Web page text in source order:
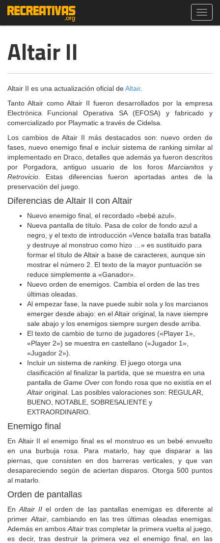
Altair II
Altair II es una actualización oficial deAltair.
Tanto Altair como Altair II fueron desarrollados por la empresa
Electrónica Funcional Operativa SA (EFOSA) y fabricado y
comercializado por Playmatic a través de Cidelsa.
Los cambios de Altair II más destacados son: nuevo orden de
fases, nuevo enemigo final e incluir sistema de ranking similar al
implementado en Draco, detalles que además ya fueron descritos
por Porgadora, antiguo usuario de los forosMarcianitos y
Retrovicio . Estas diferencias fueron aportadas antes de la
preservación del juego.
Diferencias de Altair II con Altair
Nuevo enemigo final, el recordado «bebé azul».
Nueva pantalla de título. Pasa de color de fondo azul a
negro, y el texto de introducción «Vence batalla tras batalla
y destruye al monstruo como hizo …» es sustituido para
formar el título de Altair a base de caracteres, aunque sin
mostrar el número 2. El texto de la mayor puntuación se
reduce simplemente a «Ganador».
Nuevo orden de enemigos. Cambia el orden de las tres
últimas oleadas.
Al empezar fase, la nave puede subir sola y los marcianos
emerger desde abajo: en el Altair original, la nave siempre
sale abajo y los enemigos siempre surgen desde arriba.
El texto de cambio de turno de jugadores («Player 1»,
«Player 2») se muestra en castellano («Jugador 1»,
«Jugador 2»).
Incluir un sistema de ranking . El juego otorga una
clasificación al finalizar la partida, que se muestra en una
pantalla de Game Over con fondo rosa que no existía en el
Altair original. Las posibles valoraciones son: REGULAR,
BUENO, NOTABLE, SOBRESALIENTE y
EXTRAORDINARIO.
Enemigo final
En Altair II el enemigo final es el monstruo es un bebé envuelto
en una burbuja rosa. Para matarlo, hay que disparar a las
piernas, que consisten en dos barreras verticales, y que van
desapareciendo según de aciertan disparos. Otorga 500 puntos
al matarlo.
Orden de pantallas
EnAltair II el orden de las pantallas enemigas es diferente al
primer Altair, cambiando en las tres últimas oleadas enemigas.
Además en ambos Altair tras completar la primera vuelta al juego,
es decir, tras destruir la primera vez el enemigo final, en las